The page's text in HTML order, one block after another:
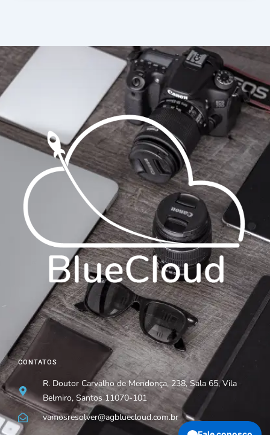
CONTATOS
R. Doutor Carvalho de Mendonça, 238, Sala 65, Vila
Belmiro, Santos 11070-101
vamosresolver@agbluecloud.com.br